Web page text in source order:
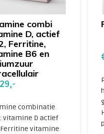
combi
D, actief
Ferritine,
B6 en
combinatie
vitamine D actief
Ferritine vitamine